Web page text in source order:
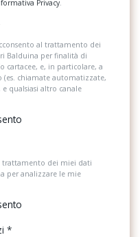
della corsia
chiusura elettrica
velocità impostabile (lim)
Privacy
al trattamento dei
Balduina per finalità di
cartacee, e, in particolare, a
chiamate automatizzate,
e qualsiasi altro canale
trattamento dei miei dati
per analizzare le mie
*